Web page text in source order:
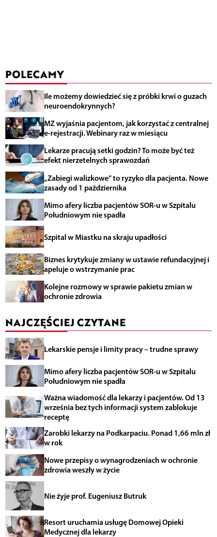
POLECAMY
Ile możemy dowiedzieć się z próbki krwi o guzach
neuroendokrynnych?
MZ wyjaśnia pacjentom, jak korzystać z centralnej
e-rejestracji. Webinary raz w miesiącu
Lekarze pracują setki godzin? To może być też
efekt nierzetelnych sprawozdań
„Zabiegi walizkowe” to ryzyko dla pacjenta. Nowe
zasady od 1 października
Mimo afery liczba pacjentów SOR-u w Szpitalu
Południowym nie spadła
Szpital w Miastku na skraju upadłości
Biznes krytykuje zmiany w ustawie refundacyjnej i
apeluje o wstrzymanie prac
Kolejne rozmowy w sprawie pakietu zmian w
ochronie zdrowia
NAJCZĘŚCIEJ CZYTANE
Lekarskie pensje i limity pracy – trudne sprawy
Mimo afery liczba pacjentów SOR-u w Szpitalu
Południowym nie spadła
Ważna wiadomość dla lekarzy i pacjentów. Od 13
września bez tych informacji system zablokuje
receptę
Zarobki lekarzy na Podkarpaciu. Ponad 1,66 mln zł
w rok
Nowe przepisy o wynagrodzeniach w ochronie
zdrowia weszły w życie
Nie żyje prof. Eugeniusz Butruk
Resort uruchamia usługę Domowej Opieki
Medycznej dla lekarzy